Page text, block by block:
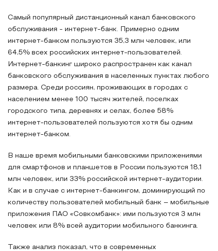
Самый популярный дистанционный канал банковского
обслуживания - интернет-банк. Примерно одним
интернет-банком пользуются 35,3 млн человек, или
64,5% всех российских интернет-пользователей.
Интернет-банкинг широко распространен как канал
банковского обслуживания в населенных пунктах любого
размера. Среди россиян, проживающих в городах с
населением менее 100 тысяч жителей, поселках
городского типа, деревнях и селах, более 58%
интернет-пользователей пользуются хотя бы одним
интернет-банком.
В наше время мобильными банковскими приложениями
для смартфонов и планшетов в России пользуются 18,1
млн человек, или 33% российской интернет-аудитории.
Как и в случае с интернет-банкингом, доминирующий по
количеству пользователей мобильный банк – мобильные
приложения ПАО «Совкомбанк»: ими пользуются 3 млн
человек или 8% всей аудитории мобильного банкинга.
Также анализ показал, что в современных